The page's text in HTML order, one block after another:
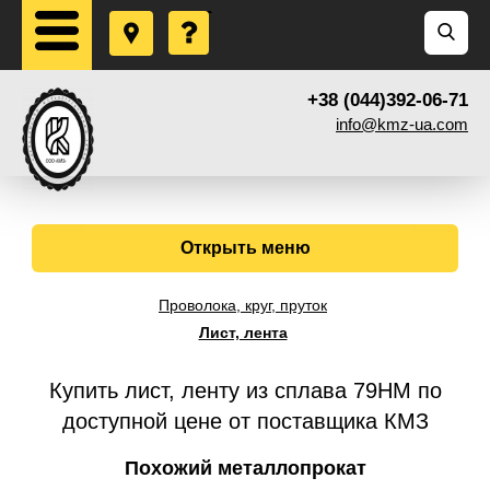
+38 (044)392-06-71
info@kmz-ua.com
Открыть меню
Проволока, круг, пруток
Лист, лента
Купить лист, ленту из сплава 79НМ по
доступной цене от поставщика КМЗ
Похожий металлопрокат